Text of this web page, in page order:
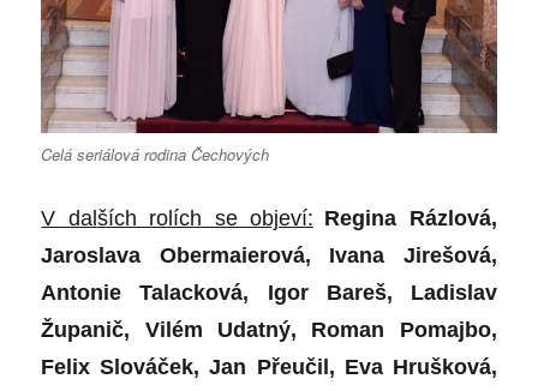
Celá seriálová rodina Čechových
V dal ších rolích se objeví: Regina Rázlová,
Jaroslava Obermaierová, Ivana Jirešová,
Antonie Talacková, Igor Bareš, Ladislav
Županič, Vil ém Udatný, Roman Pomajbo,
Felix Slováček, Jan Přeučil, Eva Hrušková,